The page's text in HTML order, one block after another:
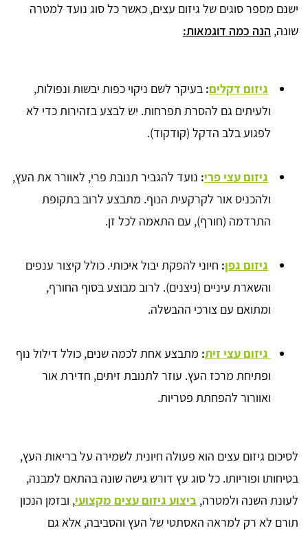
ישנם מספר סוגים של גיזום עצים, כאשר כל סוג נועד למטרה
שונה, הנה כמה דוגמאות:
גיזום דקלים: בעיקר לשם ניקוי כפות יבשות ונפולות,
ולעיתים גם להסרת תפרחות. יש לבצע בזהירות כדי לא
לפגוע בלב הדקל (קודקוד).
גיזום עצי פרי: נועד להגביר תנובת פרי, לאוורר את העץ,
ולהכניס אור לקרקעית הנוף. מתבצע לרוב בתקופת
התרדמה (חורף), עם התאמה לכל זן.
גיזום גפן: חיוני להפקת יבול איכותי. כולל קיצור ענפים
והשארת עיניים (ניצנים). לרוב מבוצע בסוף החורף,
ומתואם עם צורכי ההבשלה.
גיזום עצי זית: מתבצע אחת לכמה שנים, כולל דילול נוף
ופתיחת מרכז העץ. עוזר לתנובת זיתים, חדירת אור
ואוורור להפחתת פטריות.
לסיכום גיזום עצים הוא פעולה חיונית לשמירה על בריאות העץ,
בטיחותו ופוריותו. כל סוג עץ דורש גישה שונה בהתאם למבנה,
לעונת השנה ולמטרה, ביצוע גיזום עצים מקצועי, ובזמן הנכון
תורם לא רק למראה האסתטי של העץ והסביבה, אלא גם